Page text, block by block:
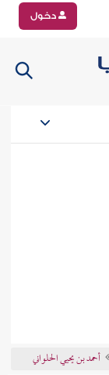
دخول
أحمد بن يحيي الحلواني